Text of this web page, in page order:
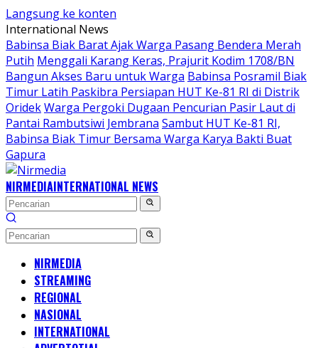
Langsung ke konten
International News
Babinsa Biak Barat Ajak Warga Pasang Bendera Merah
Putih Menggali Karang Keras, Prajurit Kodim 1708/BN
Bangun Akses Baru untuk Warga Babinsa Posramil Biak
Timur Latih Paskibra Persiapan HUT Ke-81 RI di Distrik
OridekWarga Pergoki Dugaan Pencurian Pasir Laut di
Pantai Rambutsiwi Jembrana Sambut HUT Ke-81 RI,
Babinsa Biak Timur Bersama Warga Karya Bakti Buat
Gapura
NIRMEDIAINTERNATIONAL NEWS
NIRMEDIA
STREAMING
REGIONAL
NASIONAL
INTERNATIONAL